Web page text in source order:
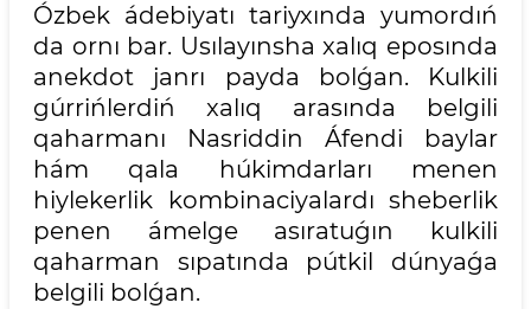
Ózbek ádebiyatı tariyxında yumordıń
da ornı bar. Usılayınsha xalıq eposında
anekdot janrı payda bolǵan. Kulkili
gúrrińlerdiń xalıq arasında belgili
qaharmanı Nasriddin Áfendi baylar
hám qala húkimdarları menen
hiylekerlik kombinaciyalardı sheberlik
penen ámelge asıratuǵın kulkili
qaharman sıpatında pútkil dúnyaǵa
belgili bolǵan.